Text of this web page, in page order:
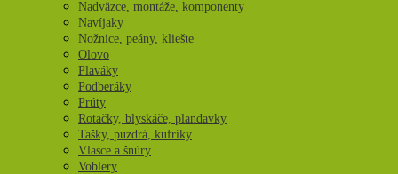
Nadväzce, montáže, komponenty
Navíjaky
Nožnice, peány, kliešte
Olovo
Plaváky
Podberáky
Prúty
Rotačky, blyskáče, plandavky
Tašky, puzdrá, kufríky
Vlasce a šnúry
Voblery